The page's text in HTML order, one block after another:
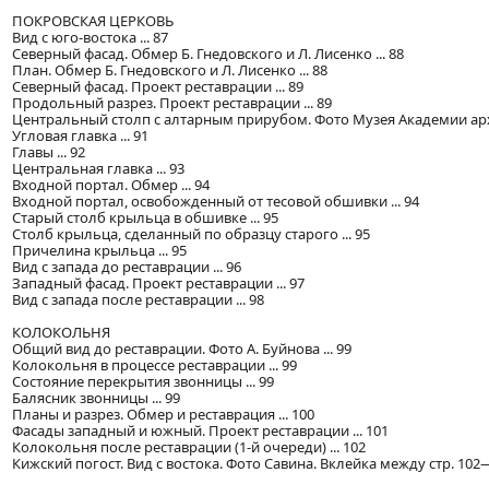
ПОКРОВСКАЯ ЦЕРКОВЬ
Вид с юго-востока ... 87
Северный фасад. Обмер Б. Гнедовского и Л. Лисенко ... 88
План. Обмер Б. Гнедовского и Л. Лисенко ... 88
Северный фасад. Проект реставрации ... 89
Продольный разрез. Проект реставрации ... 89
Центральный столп с алтарным прирубом. Фото Музея Академии
Угловая главка ... 91
Главы ... 92
Центральная главка ... 93
Входной портал. Обмер ... 94
Входной портал, освобожденный от тесовой обшивки ... 94
Старый столб крыльца в обшивке ... 95
Столб крыльца, сделанный по образцу старого ... 95
Причелина крыльца ... 95
Вид с запада до реставрации ... 96
Западный фасад. Проект реставрации ... 97
Вид с запада после реставрации ... 98
КОЛОКОЛЬНЯ
Общий вид до реставрации. Фото А. Буйнова ... 99
Колокольня в процессе реставрации ... 99
Состояние перекрытия звонницы ... 99
Балясник звонницы ... 99
Планы и разрез. Обмер и реставрация ... 100
Фасады западный и южный. Проект реставрации ... 101
Колокольня после реставрации (1-й очереди) ... 102
Кижский погост. Вид с востока. Фото Савина. Вклейка между стр.